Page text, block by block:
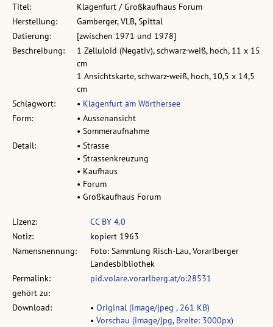
Titel:
Klagenfurt / Großkaufhaus Forum
Herstellung:
Gamberger, VLB, Spittal
Datierung:
[zwischen 1971 und 1978]
Beschreibung:
1 Zelluloid (Negativ), schwarz-weiß, hoch, 11 x 15
cm
1 Ansichtskarte, schwarz-weiß, hoch, 10,5 x 14,5
cm
Schlagwort:
• Klagenfurt am Wörthersee
Form:
• Aussenansicht
• Sommeraufnahme
Detail:
• Strasse
• Strassenkreuzung
• Kaufhaus
• Forum
• Großkaufhaus Forum
Lizenz:
CC BY 4.0
Notiz:
kopiert 1963
Namensnennung:
Foto: Sammlung Risch-Lau, Vorarlberger
Landesbibliothek
Permalink:
pid.volare.vorarlberg.at/o:28531
gehört zu:
Download:
• Original (image/jpeg , 261 KB)
• Vorschau (image/jpg, Breite: 3000px)